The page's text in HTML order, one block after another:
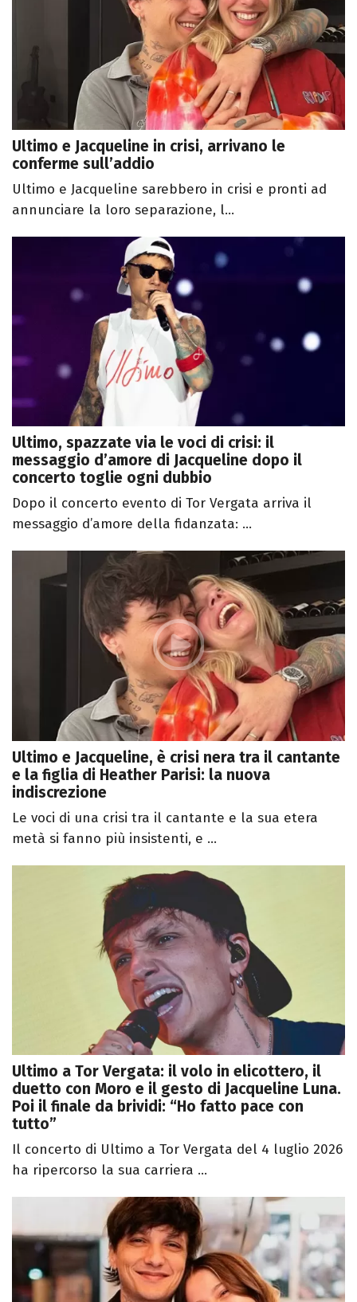
Ultimo e Jacqueline in crisi, arrivano le
conferme sull’addio
Ultimo e Jacqueline sarebbero in crisi e pronti ad
annunciare la loro separazione, l...
Ultimo, spazzate via le voci di crisi: il
messaggio d’amore di Jacqueline dopo il
concerto toglie ogni dubbio
Dopo il concerto evento di Tor Vergata arriva il
messaggio d’amore della fidanzata: ...
Ultimo e Jacqueline, è crisi nera tra il cantante
e la figlia di Heather Parisi: la nuova
indiscrezione
Le voci di una crisi tra il cantante e la sua etera
metà si fanno più insistenti, e ...
Ultimo a Tor Vergata: il volo in elicottero, il
duetto con Moro e il gesto di Jacqueline Luna.
Poi il finale da brividi: “Ho fatto pace con
tutto”
Il concerto di Ultimo a Tor Vergata del 4 luglio 2026
ha ripercorso la sua carriera ...